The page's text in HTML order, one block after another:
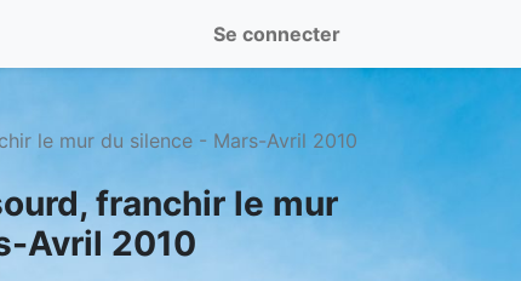
Se connecter
le mur du silence - Mars-Avril 2010
franchir le mur
Avril 2010